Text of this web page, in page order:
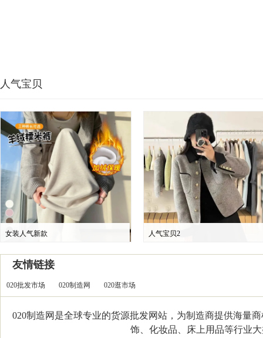
人气宝贝
女装人气新款 人气宝贝2
友情链接
020批发市场 020制造网 020逛市场
020制造网是全球专业的货源批发网站，为制造商提供海量
饰、化妆品、床上用品等行业